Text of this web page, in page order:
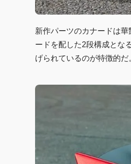
新作パーツのカナードは
ードを配した2段構成とな
げられているのが特徴的だ